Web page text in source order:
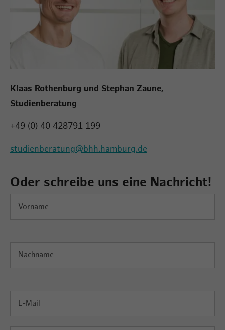
Klaas Rothenburg und Stephan Zaune,
Studienberatung
+49 (0) 40 428791 199
studienberatung@bhh.hamburg.de
Oder schreibe uns eine Nachricht!